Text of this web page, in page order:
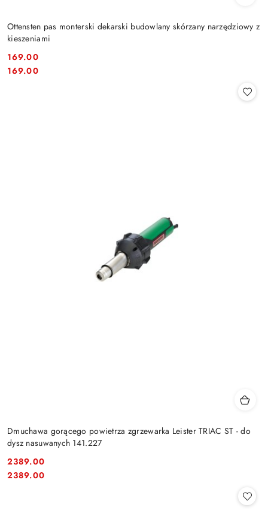
Ottensten pas monterski dekarski budowlany skórzany narzędziowy z
kieszeniami
Cena:
169.00
Cena:
169.00
Dmuchawa gorącego powietrza zgrzewarka Leister TRIAC ST - do
dysz nasuwanych 141.227
Cena:
2389.00
Cena:
2389.00